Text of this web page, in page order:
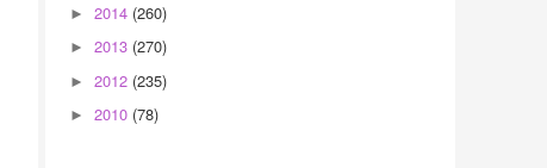
► 2014 (260)
► 2013 (270)
► 2012 (235)
► 2010 (78)